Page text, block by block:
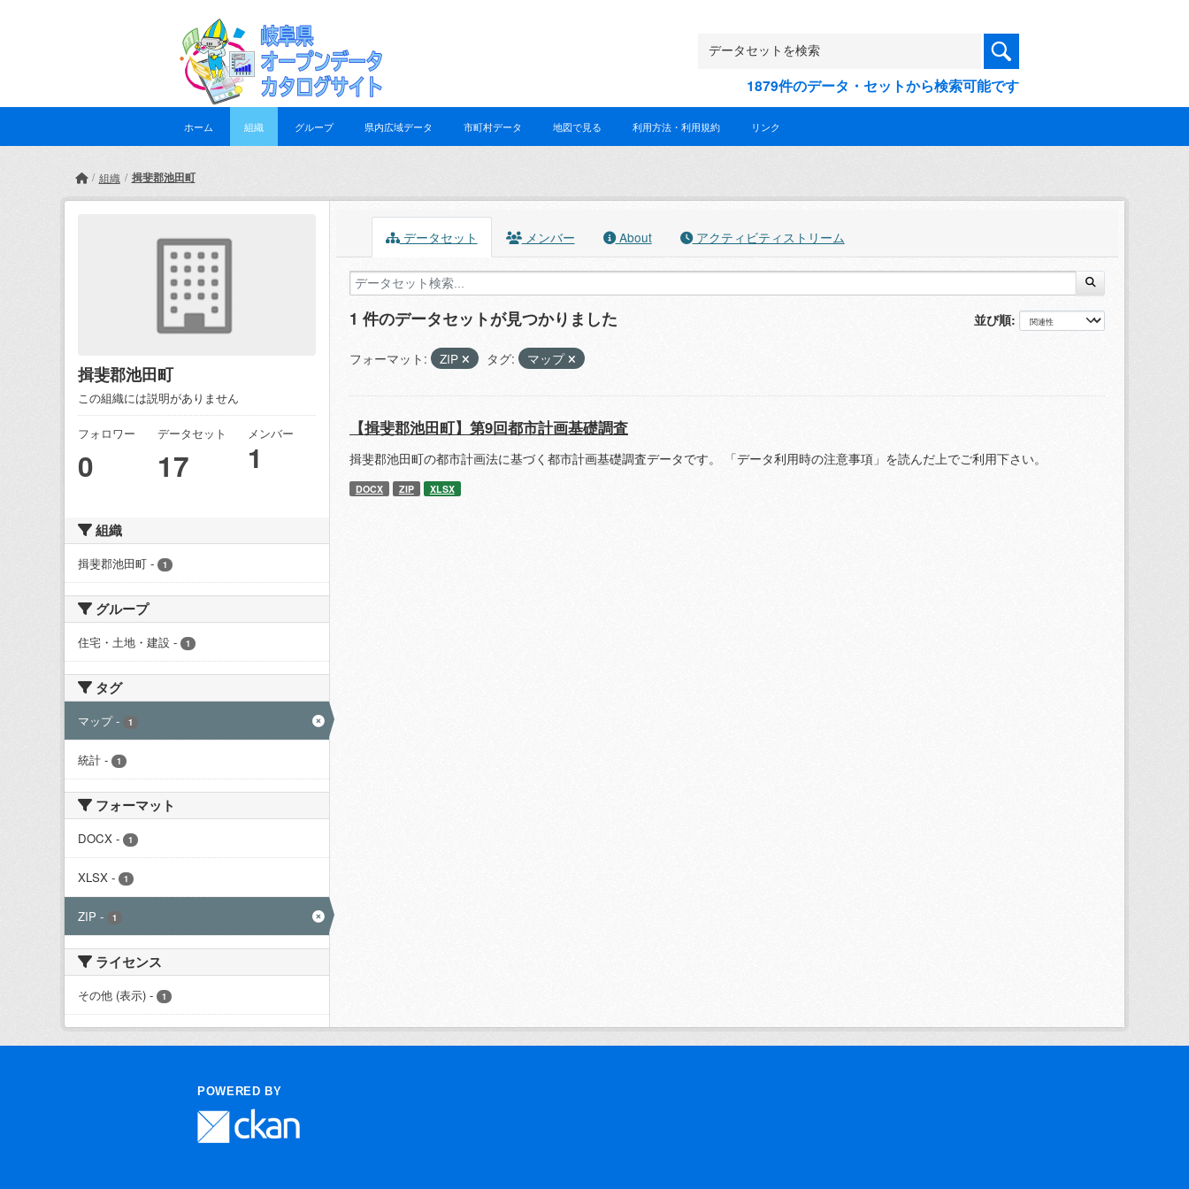
1879件のデータ・セットから検索可能です
ホーム 組織 グループ 県内広域データ 市町村データ 地図で見る 利用方法・利用規約 リンク
組織 揖斐郡池田町
揖斐郡池田町
この組織には説明がありません
フォロワー
0
データセット
17
メンバー
1
組織
揖斐郡池田町 - 1
グループ
住宅・土地・建設 - 1
タグ
マップ - 1
統計 - 1
フォーマット
DOCX - 1
XLSX - 1
ZIP - 1
ライセンス
その他 (表示) - 1
データセット メンバー About アクティビティストリーム
並び順
1 件のデータセットが見つかりました
フォーマット: ZIP タグ: マップ
【揖斐郡池田町】第9回都市計画基礎調査
揖斐郡池田町の都市計画法に基づく都市計画基礎調査データです。 「データ利用時の注意事項」を読んだ上でご利用下さい。
DOCX ZIP XLSX
POWERED BY